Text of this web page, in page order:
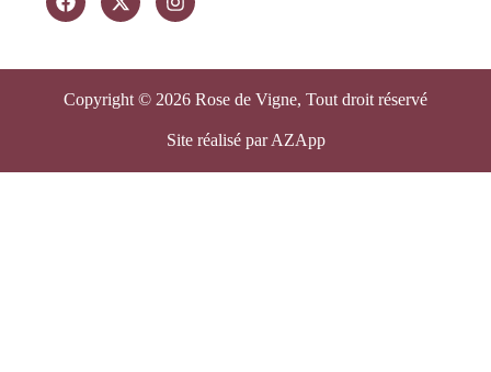
Copyright © 2026 Rose de Vigne, Tout droit réservé
Site réalisé par AZApp